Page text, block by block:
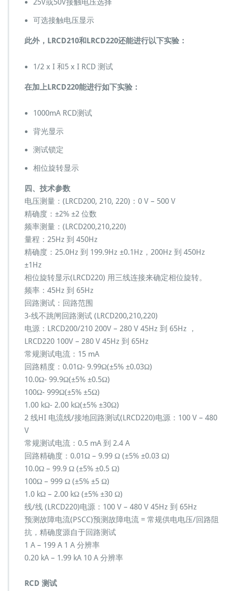
25V或50V接触电压选择
可选接触电压显示
此外，LRCD210和LRCD220还能进行以下实验：
1/2 x I 和5 x I RCD 测试
在加上LRCD220能进行如下实验：
1000mA RCD测试
背光显示
测试锁定
相位旋转显示
四、技术参数
电压测量：(LRCD200, 210, 220)：0 V – 500 V
精确度：±2% ±2 位数
频率测量：(LRCD200,210,220)
量程：25Hz 到 450Hz
精确度：25.0Hz 到 199.9Hz ±0.1Hz，200Hz 到 450Hz
±1Hz
相位旋转显示(LRCD220) 用三线连接来确定相位旋转。
频率：45Hz 到 65Hz
回路测试：回路范围
3-线不跳闸回路测试 (LRCD200,210,220)
电源：LRCD200/210 200V – 280 V 45Hz 到 65Hz ，
LRCD220 100V – 280 V 45Hz 到 65Hz
常规测试电流：15 mA
回路精度：0.01Ω- 9.99Ω(±5% ±0.03Ω)
10.0Ω- 99.9Ω(±5% ±0.5Ω)
100Ω- 999Ω(±5% ±5Ω)
1.00 kΩ- 2.00 kΩ(±5% ±30Ω)
2 线HI 电流线/接地回路测试(LRCD220)电源：100 V – 480
V
常规测试电流：0.5 mA 到 2.4 A
回路精确度：0.01Ω – 9.99 Ω (±5% ±0.03 Ω)
10.0Ω – 99.9 Ω (±5% ±0.5 Ω)
100Ω – 999 Ω (±5% ±5 Ω)
1.0 kΩ – 2.00 kΩ (±5% ±30 Ω)
线/线 (LRCD220)电源：100 V – 480 V 45Hz 到 65Hz
预测故障电流(PSCC)预测故障电流 = 常规供电电压/回路阻
抗，精确度源自于回路测试
1 A – 199 A 1 A 分辨率
0.20 kA – 1.99 kA 10 A 分辨率
RCD 测试